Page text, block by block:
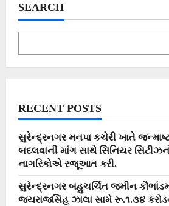
ગેરકાયદેસર
સ્ટોનનું
રૂ.3.40
SEARCH
RECENT POSTS
સુરેન્દ્રનગર મનપા કચેરી ખાતે
બદલવાની માંગ સાથે સિનિયર
નાગરિકોએ રજૂઆત કરી.
સુરેન્દ્રનગર બહુચર્ચિત જમીન
જયરાજસિંહ ઝાલા સામે રૂ.૧.૩૪